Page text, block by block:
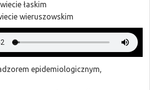
łaskim
wieruszowskim
epidemiologicznym,